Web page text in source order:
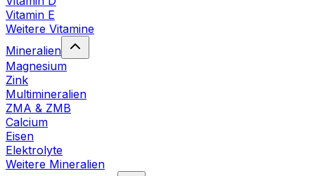
Vitamin E
Weitere Vitamine
Mineralien
Magnesium
Zink
Multimineralien
ZMA & ZMB
Calcium
Eisen
Elektrolyte
Weitere Mineralien